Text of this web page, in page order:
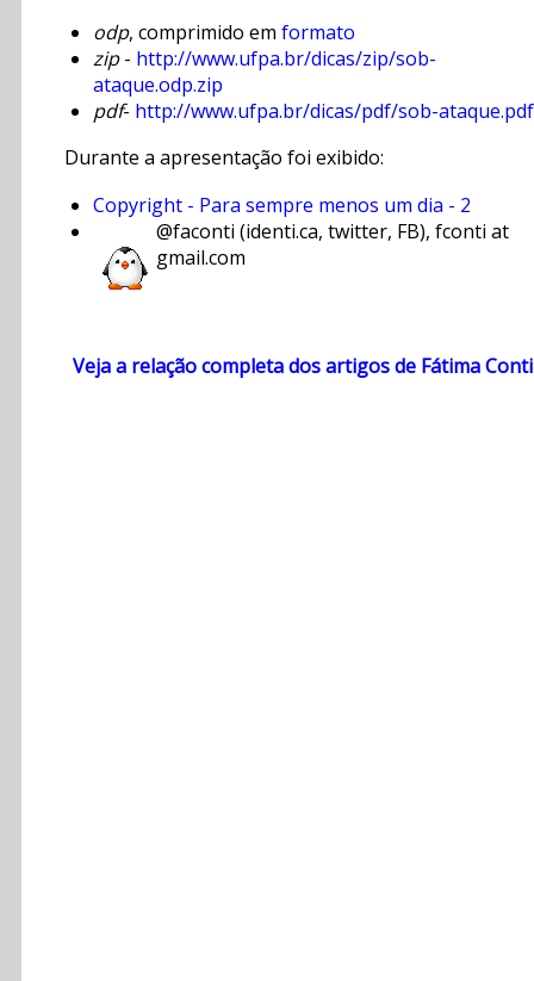
odp, comprimido em formato
zip- http://www.ufpa.br/dicas/zip/sob-
ataque.odp.zip
pdf- http://www.ufpa.br/dicas/pdf/sob-ataque.pdf
Durante a apresentação foi exibido:
Copyright - Para sempre menos um dia - 2
@faconti (identi.ca, twitter, FB), fconti at
gmail.com
Veja a relação completa dos artigos de Fátima Conti